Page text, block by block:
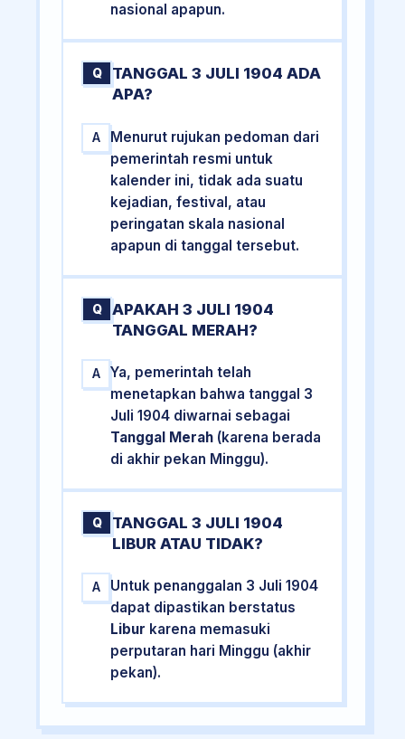
nasional apapun.
Q
TANGGAL 3 JULI 1904 ADA
APA?
A
Menurut rujukan pedoman dari
pemerintah resmi untuk
kalender ini, tidak ada suatu
kejadian, festival, atau
peringatan skala nasional
apapun di tanggal tersebut.
Q
APAKAH 3 JULI 1904
TANGGAL MERAH?
A
Ya, pemerintah telah
menetapkan bahwa tanggal 3
Juli 1904 diwarnai sebagai
Tanggal Merah (karena berada
di akhir pekan Minggu).
Q
TANGGAL 3 JULI 1904
LIBUR ATAU TIDAK?
A
Untuk penanggalan 3 Juli 1904
dapat dipastikan berstatus
Libur karena memasuki
perputaran hari Minggu (akhir
pekan).